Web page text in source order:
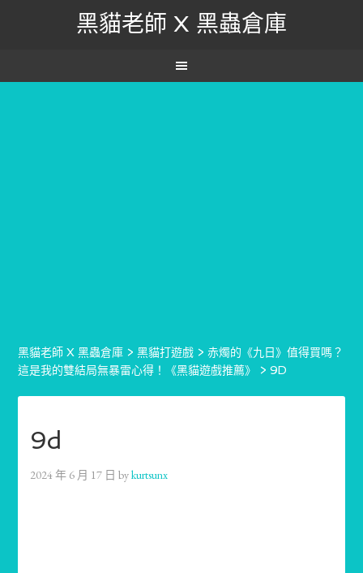
黑貓老師 X 黑蟲倉庫
黑貓老師 X 黑蟲倉庫 >黑貓打遊戲 >赤燭的《九日》值得買嗎？
這是我的雙結局無暴雷心得！《黑貓遊戲推薦》
>9D
9d
2024 年 6 月 17 日 bykurtsunx